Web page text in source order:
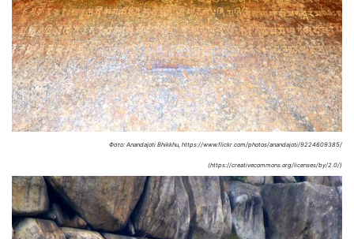
Фото: Anandajoti Bhikkhu, https://www.flickr.com/photos/anandajoti/9224609385/
(https://creativecommons.org/licenses/by/2.0/)